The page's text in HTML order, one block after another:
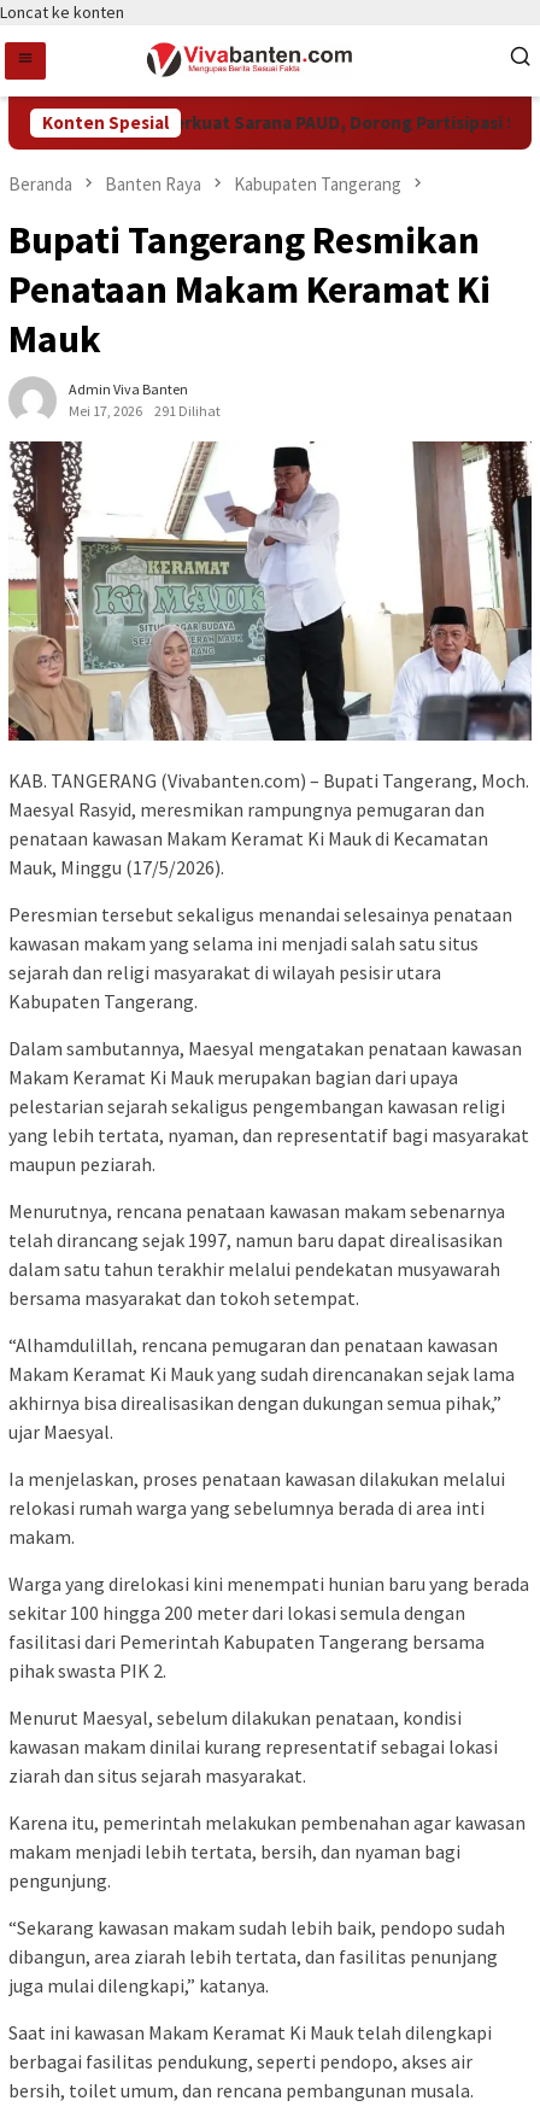
Loncat ke konten
Konten Spesial
Tangsel Perkuat Sarana PAUD, Dorong Partisipasi
Beranda Banten Raya Kabupaten Tangerang
Bupati Tangerang Resmikan
Penataan Makam Keramat Ki
Mauk
Admin Viva Banten
Mei 17, 2026
291 Dilihat
KAB. TANGERANG (Vivabanten.com) – Bupati Tangerang, Moch.
Maesyal Rasyid, meresmikan rampungnya pemugaran dan
penataan kawasan Makam Keramat Ki Mauk di Kecamatan
Mauk, Minggu (17/5/2026).
Peresmian tersebut sekaligus menandai selesainya penataan
kawasan makam yang selama ini menjadi salah satu situs
sejarah dan religi masyarakat di wilayah pesisir utara
Kabupaten Tangerang.
Dalam sambutannya, Maesyal mengatakan penataan kawasan
Makam Keramat Ki Mauk merupakan bagian dari upaya
pelestarian sejarah sekaligus pengembangan kawasan religi
yang lebih tertata, nyaman, dan representatif bagi masyarakat
maupun peziarah.
Menurutnya, rencana penataan kawasan makam sebenarnya
telah dirancang sejak 1997, namun baru dapat direalisasikan
dalam satu tahun terakhir melalui pendekatan musyawarah
bersama masyarakat dan tokoh setempat.
“Alhamdulillah, rencana pemugaran dan penataan kawasan
Makam Keramat Ki Mauk yang sudah direncanakan sejak lama
akhirnya bisa direalisasikan dengan dukungan semua pihak,”
ujar Maesyal.
Ia menjelaskan, proses penataan kawasan dilakukan melalui
relokasi rumah warga yang sebelumnya berada di area inti
makam.
Warga yang direlokasi kini menempati hunian baru yang berada
sekitar 100 hingga 200 meter dari lokasi semula dengan
fasilitasi dari Pemerintah Kabupaten Tangerang bersama
pihak swasta PIK 2.
Menurut Maesyal, sebelum dilakukan penataan, kondisi
kawasan makam dinilai kurang representatif sebagai lokasi
ziarah dan situs sejarah masyarakat.
Karena itu, pemerintah melakukan pembenahan agar kawasan
makam menjadi lebih tertata, bersih, dan nyaman bagi
pengunjung.
“Sekarang kawasan makam sudah lebih baik, pendopo sudah
dibangun, area ziarah lebih tertata, dan fasilitas penunjang
juga mulai dilengkapi,” katanya.
Saat ini kawasan Makam Keramat Ki Mauk telah dilengkapi
berbagai fasilitas pendukung, seperti pendopo, akses air
bersih, toilet umum, dan rencana pembangunan musala.